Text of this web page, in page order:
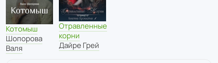
Котомыш
Шопорова
Валя
Отравленные
корни
Дайре Грей